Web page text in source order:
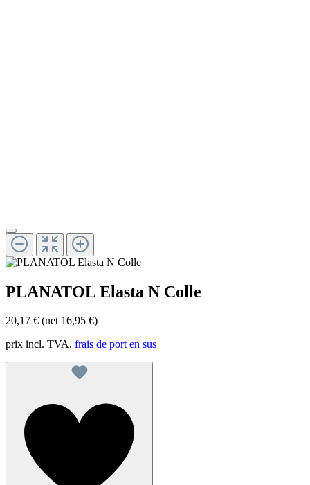
PLANATOL Elasta N Colle
20,17 € (net 16,95 €)
prix incl. TVA, frais de port en sus